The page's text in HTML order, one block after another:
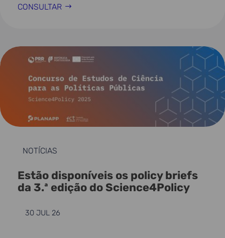
CONSULTAR
NOTÍCIAS
Estão disponíveis os policy briefs
da 3.ª edição do Science4Policy
30 JUL 26